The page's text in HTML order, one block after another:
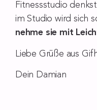
Fitnessstudio
im Studio wird sich
nehme sie mit
Liebe Grüße aus
Dein Damian